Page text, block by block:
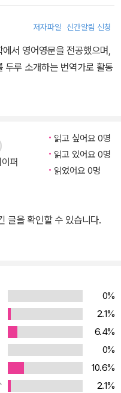
저자파일 신간알림 신청
서 영어영문을 전공했으며,
두루 소개하는 번역가로 활동
퍼
읽고 싶어요 0명
읽고 있어요 0명
읽었어요 0명
글을 확인할 수 있습니다.
0%
2.1%
6.4%
0%
10.6%
2.1%